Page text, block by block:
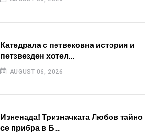
Катедрала с петвековна история и
петзвезден хотел...
AUGUST 06, 2026
Изненада! Тризначката Любов тайно
се прибра в Б...